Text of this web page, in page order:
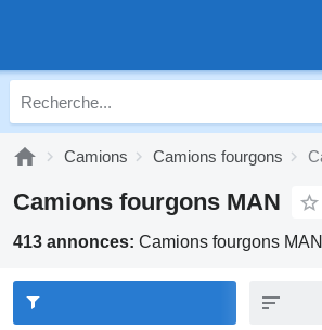
Camions Camions fourgons
Camions fourgons MAN
413 annonces: Camions fourgons MAN